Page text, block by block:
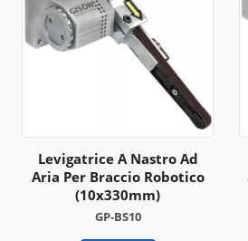
Levigatrice A Nastro Ad
Aria Per Braccio Robotico
(10x330mm)
GP-BS10